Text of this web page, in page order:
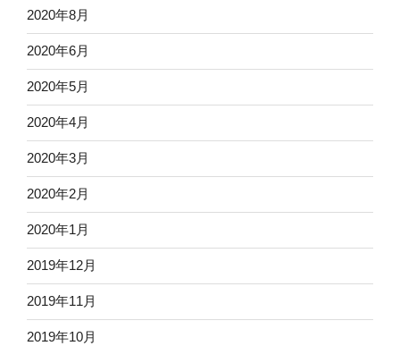
2020年8月
2020年6月
2020年5月
2020年4月
2020年3月
2020年2月
2020年1月
2019年12月
2019年11月
2019年10月